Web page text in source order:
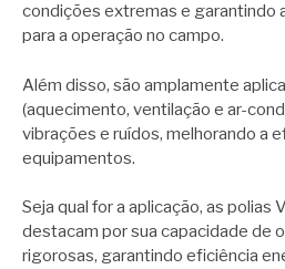
condições extremas e garantindo
para a operação no campo.
Além disso, são amplamente
(aquecimento, ventilação e ar-
vibrações e ruídos, melhorando a
equipamentos.
Seja qual for a aplicação, as polias
destacam por sua capacidade de
rigorosas, garantindo eficiência